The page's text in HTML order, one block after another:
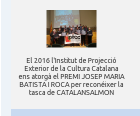
El 2016 l'Institut de Projecció
Exterior de la Cultura Catalana
ens atorgà el PREMI JOSEP MARIA
BATISTA I ROCA per reconéixer la
tasca de CATALANSALMON